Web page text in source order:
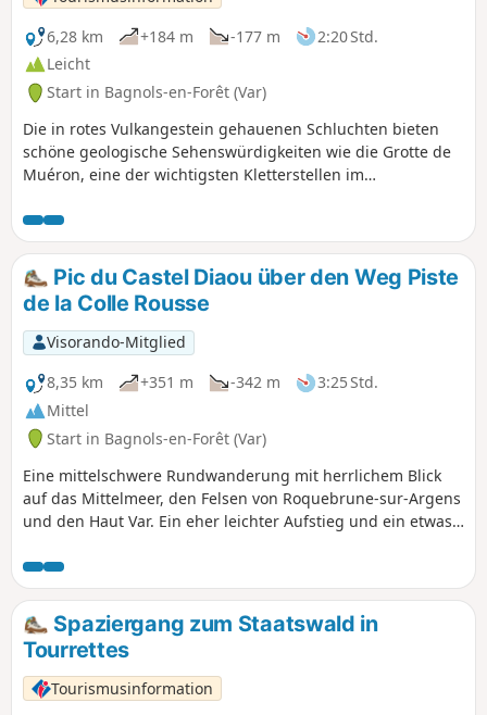
6,28 km
+184 m -177 m
2:20 Std.
Leicht
Start in Bagnols-en-Forêt (Var)
Die in rotes Vulkangestein gehauenen Schluchten bieten
schöne geologische Sehenswürdigkeiten wie die Grotte de
Muéron, eine der wichtigsten Kletterstellen im
befindet. Am Fuße einer dieser zahlreichen Klippen
befindet sich die prähistorische Höhle von Muéron, die
bereits 10.000 v. Chr. bewohnt war. Von ihrem sehr breiten
Eingang aus dringt sie tief in den Felsen hinein und bietet
auch heute noch Schutz vor Unwettern. Die Nähe zum Fluss
Blavet und zu den Wäldern (Brennstoffquelle), ihre Südlage
sowie ihr herrlicher Blick über das Tal ermöglichten es, die
wilden Herden zu verfolgen, und machten sie in der
Bronzezeit zu einem besonders attraktiven Lagerplatz.
Pic du Castel Diaou über den Weg Piste
de la Colle Rousse
Visorando-Mitglied
8,35 km
+351 m -342 m
3:25 Std.
Mittel
Start in Bagnols-en-Forêt (Var)
Eine mittelschwere Rundwanderung mit herrlichem Blick
auf das Mittelmeer, den Felsen von Roquebrune-sur-Argens
und den Haut Var. Ein eher leichter Aufstieg und ein etwas
Spaziergang zum Staatswald in
Tourrettes
Tourismusinformation